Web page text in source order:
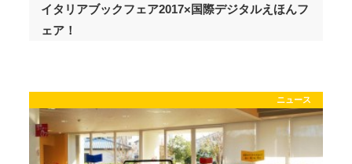
イタリアブックフェア2017×国際デジタルえほんフ
ェア！
ニュース